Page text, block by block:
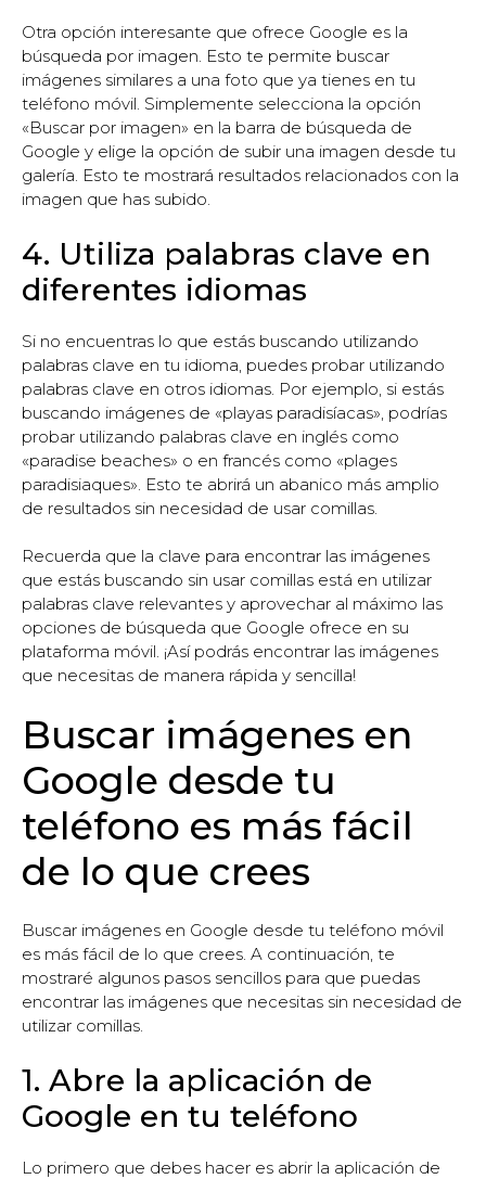
Otra opción interesante que ofrece Google es la
búsqueda por imagen. Esto te permite buscar
imágenes similares a una foto que ya tienes en tu
teléfono móvil. Simplemente selecciona la opción
«Buscar por imagen» en la barra de búsqueda de
Google y elige la opción de subir una imagen desde tu
galería. Esto te mostrará resultados relacionados con la
imagen que has subido.
4. Utiliza palabras clave en
diferentes idiomas
Si no encuentras lo que estás buscando utilizando
palabras clave en tu idioma, puedes probar utilizando
palabras clave en otros idiomas. Por ejemplo, si estás
buscando imágenes de «playas paradisíacas», podrías
probar utilizando palabras clave en inglés como
«paradise beaches» o en francés como «plages
paradisiaques». Esto te abrirá un abanico más amplio
de resultados sin necesidad de usar comillas.
Recuerda que la clave para encontrar las imágenes
que estás buscando sin usar comillas está en utilizar
palabras clave relevantes y aprovechar al máximo las
opciones de búsqueda que Google ofrece en su
plataforma móvil. ¡Así podrás encontrar las imágenes
que necesitas de manera rápida y sencilla!
Buscar imágenes en
Google desde tu
teléfono es más fácil
de lo que crees
Buscar imágenes en Google desde tu teléfono móvil
es más fácil de lo que crees. A continuación, te
mostraré algunos pasos sencillos para que puedas
encontrar las imágenes que necesitas sin necesidad de
utilizar comillas.
1. Abre la aplicación de
Google en tu teléfono
Lo primero que debes hacer es abrir la aplicación de